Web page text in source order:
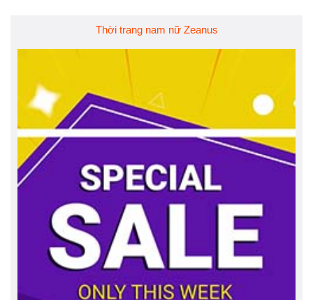
Thời trang nam nữ Zeanus